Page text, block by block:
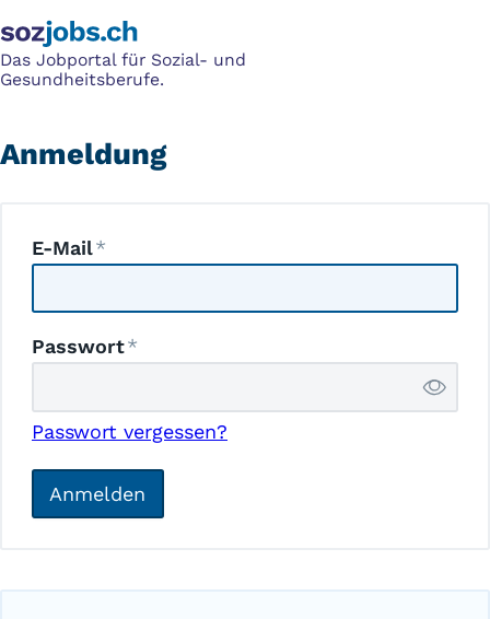
Das Jobportal für Sozial- und
Gesundheitsberufe.
Anmeldung
E-Mail
Passwort
Passwort vergessen?
Anmelden